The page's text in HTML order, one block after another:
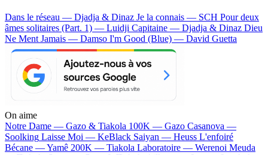
Dans le réseau — Djadja & Dinaz Je la connais — SCH Pour deux
âmes solitaires (Part. 1) — Luidji Capitaine — Djadja & Dinaz Dieu
Ne Ment Jamais — Damso I'm Good (Blue) — David Guetta
On aime
Notre Dame — Gazo & Tiakola 100K — Gazo Casanova —
Soolking Laisse Moi — KeBlack Saiyan — Heuss L'enfoiré
Bécane —Yamê 200K — Tiakola Laboratoire — Werenoi Meuda